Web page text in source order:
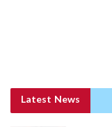
Latest News